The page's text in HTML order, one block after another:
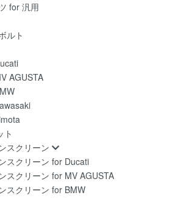
for 汎用
ルト
AGUSTA
ト
スクリーン
スクリーン for Ducati
スクリーン for MV AGUSTA
スクリーン for BMW